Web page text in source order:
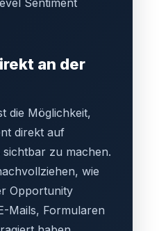
an der
die Möglichkeit,
direkt auf
zu machen.
wie
Opportunity
Mails, Formularen